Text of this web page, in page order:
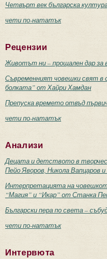
Четвърт век българска
чети по-нататък
Рецензии
Животът ни – прощален дар за
Съвременният човешки свят в
болката” от Хайри Хамдан
Препуска времето отвъд
чети по-нататък
Анализи
Децата и детството в
Пейо Яворов, Никола Вапцаров
Интерпретацията на
“Магия” и “Икар” от Станка
Български пера по света –
чети по-нататък
Интервюта